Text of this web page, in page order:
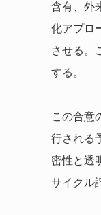
含有、外
化アプロ
させる。
する。
この合意
行される
密性と透
サイクル